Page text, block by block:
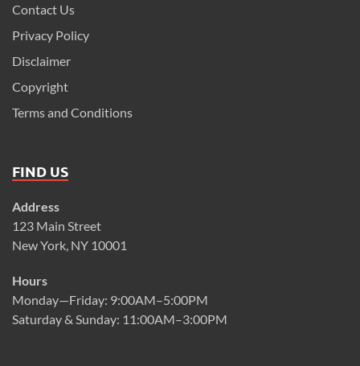
Contact Us
Privacy Policy
Disclaimer
Copyright
Terms and Conditions
FIND US
Address
123 Main Street
New York, NY 10001
Hours
Monday—Friday: 9:00AM–5:00PM
Saturday & Sunday: 11:00AM–3:00PM